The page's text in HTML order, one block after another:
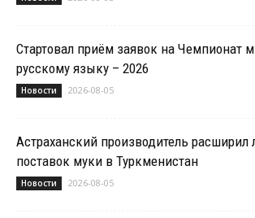
Стартовал приём заявок на Чемпионат
русскому языку – 2026
Новости 2026-08-05
Астраханский производитель расширил
поставок муки в Туркменистан
Новости 2026-08-05